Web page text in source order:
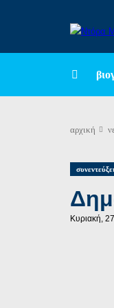
αρχική
Κυριακή,